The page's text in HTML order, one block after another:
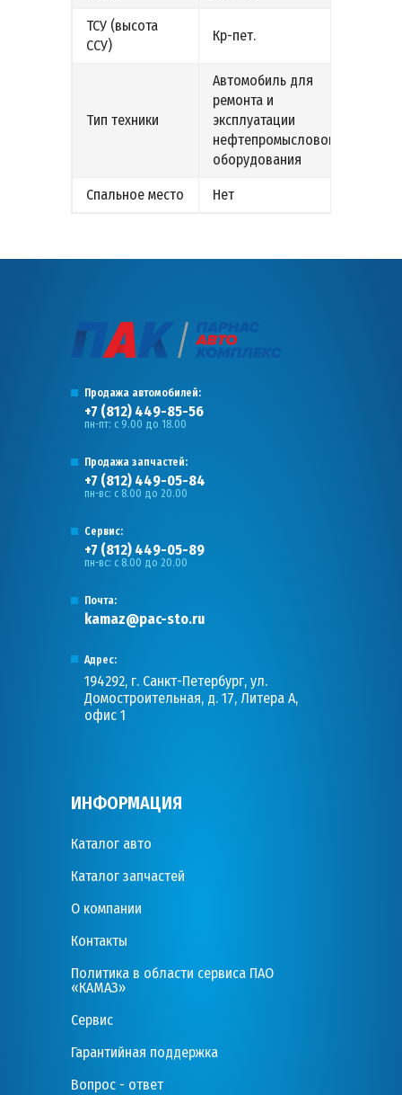
ТСУ (высота
ССУ)
Кр-пет.
Тип техники
Автомобиль для
ремонта и
эксплуатации
нефтепромыслового
оборудования
Спальное место Нет
Продажа автомобилей:
+7 (812) 449-85-56
пн-пт: с 9.00 до 18.00
Продажа запчастей:
+7 (812) 449-05-84
пн-вс: с 8.00 до 20.00
Сервис:
+7 (812) 449-05-89
пн-вс: с 8.00 до 20.00
Почта:
kamaz@pac-sto.ru
Адрес:
194292, г. Санкт-Петербург, ул.
Домостроительная, д. 17, Литера А,
офис 1
ИНФОРМАЦИЯ
Каталог авто
Каталог запчастей
О компании
Контакты
Политика в области сервиса ПАО
«КАМАЗ»
Сервис
Гарантийная поддержка
Вопрос - ответ